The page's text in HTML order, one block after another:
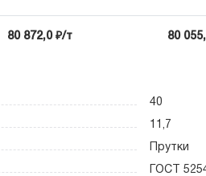
80 872,0 ₽/т 80
40
11,7
Прутки
ГОСТ